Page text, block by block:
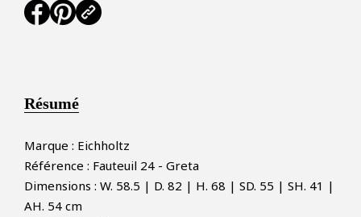
Résumé
Marque : Eichholtz
Référence : Fauteuil 24 - Greta
Dimensions : W. 58.5 | D. 82 | H. 68 | SD. 55 | SH. 41 |
AH. 54 cm